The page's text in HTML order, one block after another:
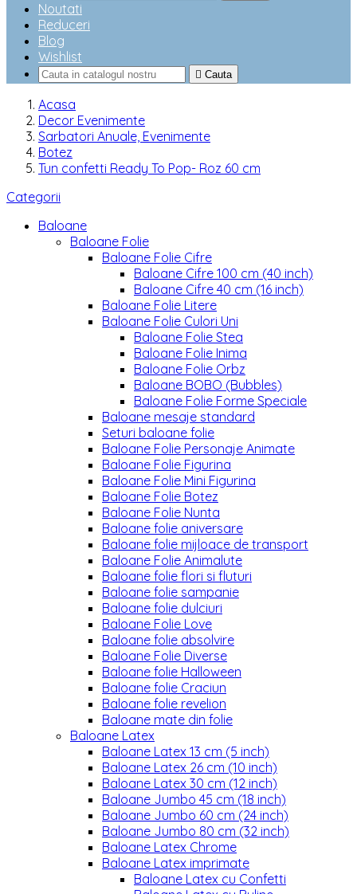
Noutati
Reduceri
Blog
Wishlist
 Cauta
Acasa
Decor Evenimente
Sarbatori Anuale, Evenimente
Botez
Tun confetti Ready To Pop- Roz 60 cm
Categorii
Baloane
Baloane Folie
Baloane Folie Cifre
Baloane Cifre 100 cm (40 inch)
Baloane Cifre 40 cm (16 inch)
Baloane Folie Litere
Baloane Folie Culori Uni
Baloane Folie Stea
Baloane Folie Inima
Baloane Folie Orbz
Baloane BOBO (Bubbles)
Baloane Folie Forme Speciale
Baloane mesaje standard
Seturi baloane folie
Baloane Folie Personaje Animate
Baloane Folie Figurina
Baloane Folie Mini Figurina
Baloane Folie Botez
Baloane Folie Nunta
Baloane folie aniversare
Baloane folie mijloace de transport
Baloane Folie Animalute
Baloane folie flori si fluturi
Baloane folie sampanie
Baloane folie dulciuri
Baloane Folie Love
Baloane folie absolvire
Baloane Folie Diverse
Baloane folie Halloween
Baloane folie Craciun
Baloane folie revelion
Baloane mate din folie
Baloane Latex
Baloane Latex 13 cm (5 inch)
Baloane Latex 26 cm (10 inch)
Baloane Latex 30 cm (12 inch)
Baloane Jumbo 45 cm (18 inch)
Baloane Jumbo 60 cm (24 inch)
Baloane Jumbo 80 cm (32 inch)
Baloane Latex Chrome
Baloane Latex imprimate
Baloane Latex cu Confetti